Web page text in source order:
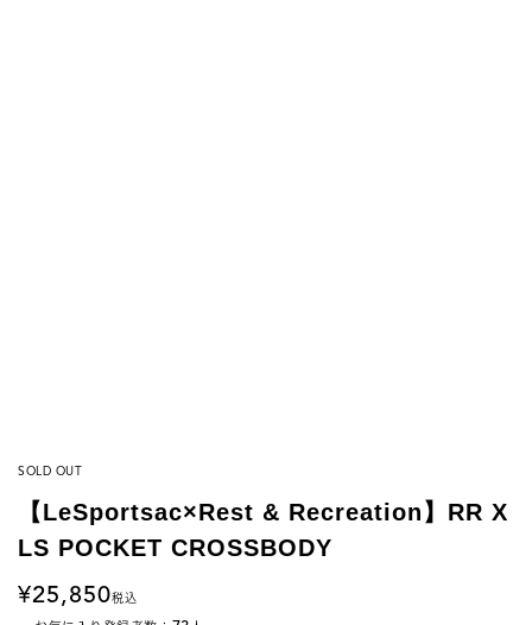
SOLD OUT
【LeSportsac×Rest & Recreation】RR X
LS POCKET CROSSBODY
25,850税込